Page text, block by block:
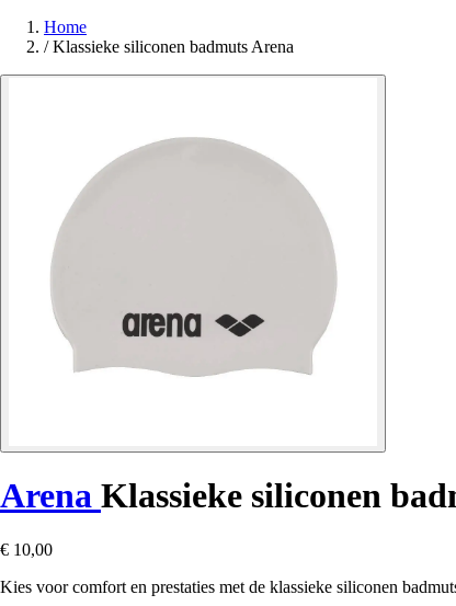
Home
/ Klassieke siliconen badmuts Arena
Arena Klassieke siliconen
€ 10,00
Kies voor comfort en prestaties met de klassieke siliconen